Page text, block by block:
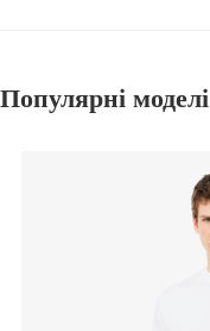
Популярні моделі